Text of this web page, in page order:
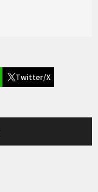
Twitter/X